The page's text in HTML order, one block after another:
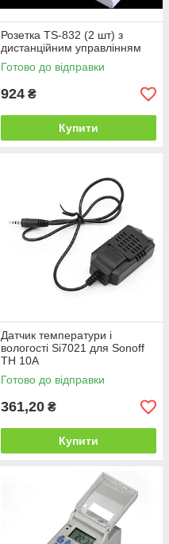
Розетка TS-832 (2 шт) з
дистанційним управлінням
Готово до відправки
924 ₴
Купити
Датчик температури і
вологості Si7021 для Sonoff
TH 10A
Готово до відправки
361,20 ₴
Купити